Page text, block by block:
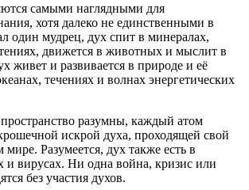
самыми наглядными для
хотя далеко не единственными в
один мудрец, дух спит в минералах,
движется в животных и мыслит в
живет и развивается в природе и её
течениях и волнах энергетических
разумны, каждый атом
искрой духа, проходящей свой
Разумеется, дух также есть в
и вирусах. Ни одна война, кризис или
без участия духов.